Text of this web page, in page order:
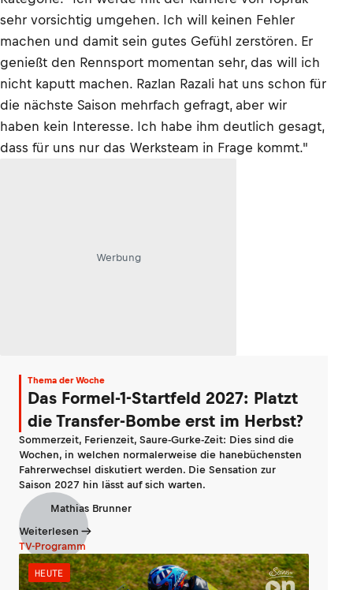
sehr vorsichtig umgehen. Ich will keinen Fehler
machen und damit sein gutes Gefühl zerstören. Er
genießt den Rennsport momentan sehr, das will ich
nicht kaputt machen. Razlan Razali hat uns schon für
die nächste Saison mehrfach gefragt, aber wir
haben kein Interesse. Ich habe ihm deutlich gesagt,
dass für uns nur das Werksteam in Frage kommt."
Werbung
Thema der Woche
Das Formel-1-Startfeld 2027: Platzt
die Transfer-Bombe erst im Herbst?
Sommerzeit, Ferienzeit, Saure-Gurke-Zeit: Dies sind die
Wochen, in welchen normalerweise die hanebüchensten
Fahrerwechsel diskutiert werden. Die Sensation zur
Saison 2027 hin lässt auf sich warten.
Mathias Brunner
Weiterlesen
TV-Programm
HEUTE